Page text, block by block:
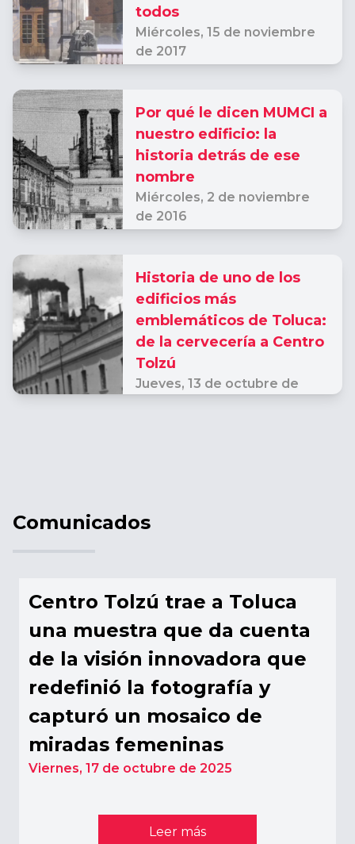
todos
Miércoles, 15 de noviembre
de 2017
Por qué le dicen MUMCI a
nuestro edificio: la
historia detrás de ese
nombre
Miércoles, 2 de noviembre
de 2016
Historia de uno de los
edificios más
emblemáticos de Toluca:
de la cervecería a Centro
Tolzú
Jueves, 13 de octubre de
Comunicados
Centro Tolzú trae a Toluca
una muestra que da cuenta
de la visión innovadora que
redefinió la fotografía y
capturó un mosaico de
miradas femeninas
Viernes, 17 de octubre de 2025
Leer más